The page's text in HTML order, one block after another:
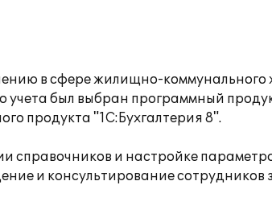
в сфере жилищно-коммунального
учета был выбран программный
продукта "1С:Бухгалтерия 8".
справочников и настройке
и консультирование сотрудников